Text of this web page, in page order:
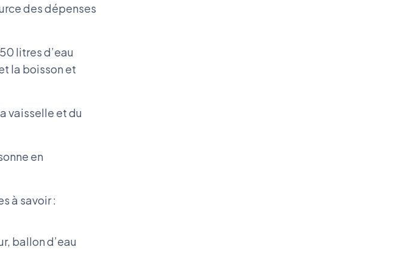
des dépenses
litres d’eau
la boisson et
vaisselle et du
en
à savoir :
ballon d’eau